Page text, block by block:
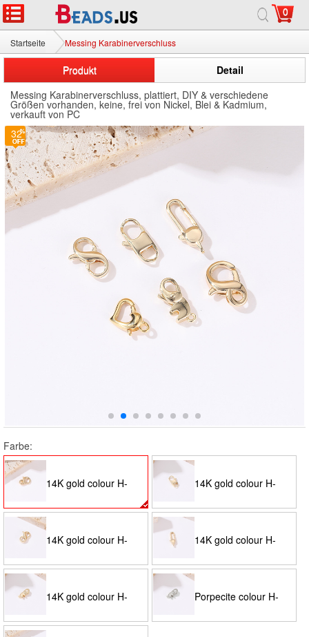
0
Startseite Messing Karabinerverschluss
Produkt
Detail
Messing Karabinerverschluss, plattiert, DIY & verschiedene
Größen vorhanden, keine, frei von Nickel, Blei & Kadmium,
verkauft von PC
Farbe:
14K gold colour H-
9181
14K gold colour H-
9205
14K gold colour H-
9185
14K gold colour H-
8987
14K gold colour H- Porpecite colour H-